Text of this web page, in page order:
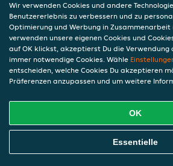
personenbezogener Daten im
und/oder JET Pay Card wende dich
dir das JET Pay-Guthaben gewährt
Arbeitgeber, Geschäftspartner usw.
erforderlich, da JET und die Person,
gewährt, eine separate Verantwortung
und den Schutz deiner
die Verarbeitung deiner
kontaktieren wir dich gerne. Wir
Tipps oder Vorschläge zur
Wir verwenden Cookies und andere
Benutzererlebnis zu verbessern und zu
Optimierung und Werbung in
verwenden unsere eigenen Cookies und
auf OK klickst, akzeptierst Du die Verwendung
immer notwendige Cookies. Wähle
entscheiden, welche Cookies Du akzeptieren
Präferenzen anzupassen und um weitere
OK
Essentielle